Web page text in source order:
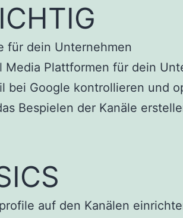
für dein Unternehmen
Media Plattformen für dein
bei Google kontrollieren und
Bespielen der Kanäle
auf den Kanälen